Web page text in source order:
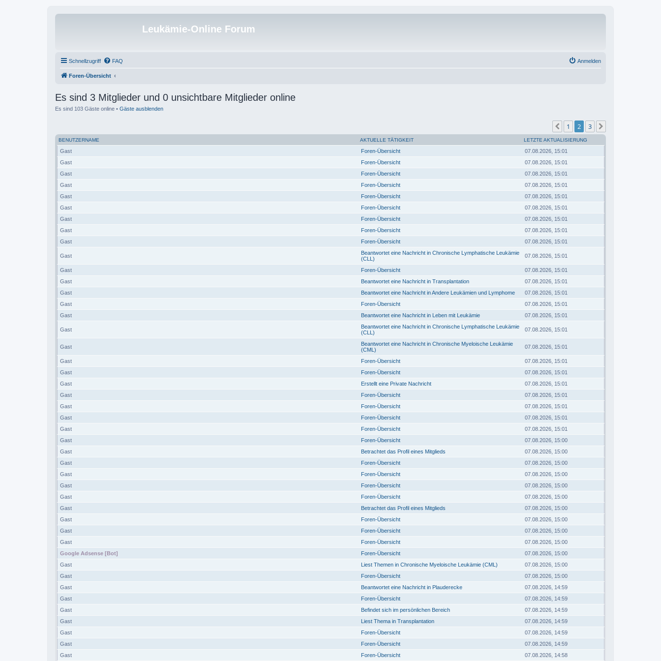
Leukämie-Online Forum
Schnellzugriff FAQ Anmelden
Foren-Übersicht
Es sind 3 Mitglieder und 0 unsichtbare Mitglieder online
Es sind 103 Gäste online • Gäste ausblenden
Vorherige
1 2 3
BENUTZERNAME AKTUELLE TÄTIGKEIT LETZTE AKTUALISIERUNG
Gast Foren-Übersicht
07.08.2026, 15:01
Gast
Foren-Übersicht
07.08.2026, 15:01
Gast
Foren-Übersicht
07.08.2026, 15:01
Gast
Foren-Übersicht
07.08.2026, 15:01
Gast
Foren-Übersicht
07.08.2026, 15:01
Gast
Foren-Übersicht
07.08.2026, 15:01
Gast
Foren-Übersicht
07.08.2026, 15:01
Gast
Foren-Übersicht
07.08.2026, 15:01
Gast
Foren-Übersicht 07.08.2026, 15:01
Gast
Beantwortet eine Nachricht in Chronische Lymphatische Leukämie
(CLL)
07.08.2026, 15:01
Gast Foren-Übersicht
07.08.2026, 15:01
Gast
Beantwortet eine Nachricht in Transplantation
07.08.2026, 15:01
Gast
Beantwortet eine Nachricht in Andere Leukämien und Lymphome
07.08.2026, 15:01
Gast
Foren-Übersicht
07.08.2026, 15:01
Gast
Beantwortet eine Nachricht in Leben mit Leukämie 07.08.2026, 15:01
Gast
Beantwortet eine Nachricht in Chronische Lymphatische Leukämie
(CLL)
07.08.2026, 15:01
Gast
Beantwortet eine Nachricht in Chronische Myeloische Leukämie
(CML)
07.08.2026, 15:01
Gast Foren-Übersicht
07.08.2026, 15:01
Gast
Foren-Übersicht
07.08.2026, 15:01
Gast
Erstellt eine Private Nachricht
07.08.2026, 15:01
Gast
Foren-Übersicht
07.08.2026, 15:01
Gast
Foren-Übersicht
07.08.2026, 15:01
Gast
Foren-Übersicht
07.08.2026, 15:01
Gast
Foren-Übersicht
07.08.2026, 15:01
Gast
Foren-Übersicht
07.08.2026, 15:00
Gast
Betrachtet das Profil eines Mitglieds
07.08.2026, 15:00
Gast
Foren-Übersicht
07.08.2026, 15:00
Gast
Foren-Übersicht
07.08.2026, 15:00
Gast
Foren-Übersicht
07.08.2026, 15:00
Gast
Foren-Übersicht
07.08.2026, 15:00
Gast
Betrachtet das Profil eines Mitglieds
07.08.2026, 15:00
Gast
Foren-Übersicht
07.08.2026, 15:00
Gast
Foren-Übersicht
07.08.2026, 15:00
Gast
Foren-Übersicht
07.08.2026, 15:00
Google Adsense [Bot]
Foren-Übersicht
07.08.2026, 15:00
Gast
Liest Themen in Chronische Myeloische Leukämie (CML)
07.08.2026, 15:00
Gast
Foren-Übersicht
07.08.2026, 15:00
Gast
Beantwortet eine Nachricht in Plauderecke
07.08.2026, 14:59
Gast
Foren-Übersicht
07.08.2026, 14:59
Gast
Befindet sich im persönlichen Bereich
07.08.2026, 14:59
Gast
Liest Thema in Transplantation
07.08.2026, 14:59
Gast
Foren-Übersicht
07.08.2026, 14:59
Gast
Foren-Übersicht
07.08.2026, 14:59
Gast
Foren-Übersicht 07.08.2026, 14:58